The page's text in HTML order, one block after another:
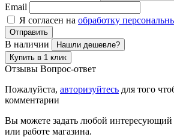
Email
Я согласен на обработку
Отправить
В наличии
Нашли дешевле?
Купить в 1 клик
Отзывы Вопрос-ответ
Пожалуйста, авторизуйтесь для того
комментарии
Вы можете задать любой интересующий
или работе магазина.